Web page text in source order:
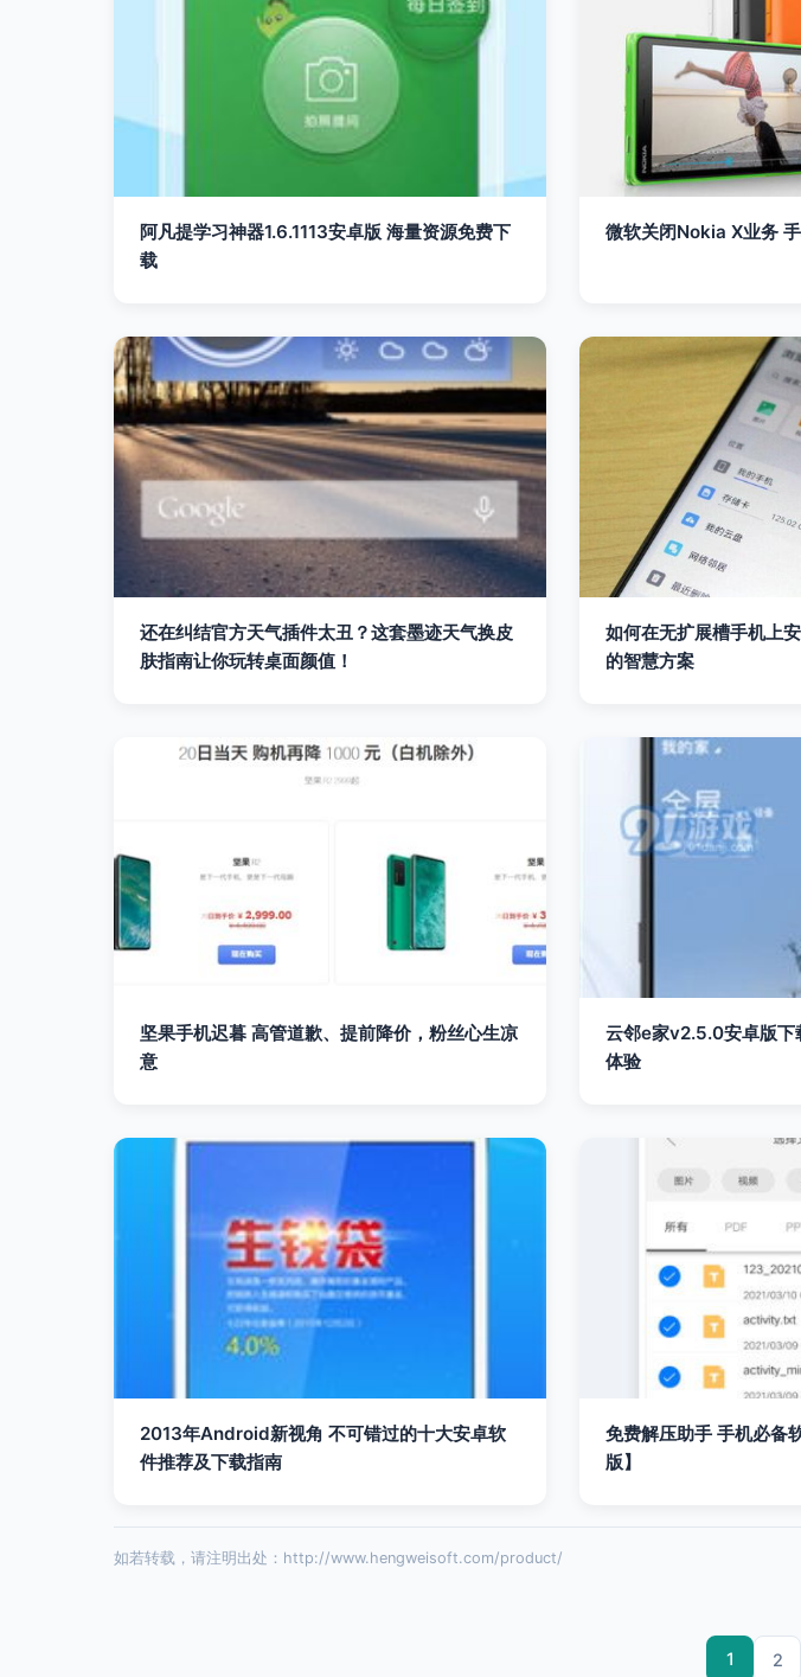
阿凡提学习神器1.6.1113安卓版 海量资源免费下
载
微软关闭Nokia X业务
还在纠结官方天气插件太丑？这套墨迹天气换皮
肤指南让你玩转桌面颜值！
如何在无扩展槽手机上
的智慧方案
坚果手机迟暮 高管道歉、提前降价，粉丝心生凉
意
云邻e家v2.5.0安卓版下
体验
2013年Android新视角 不可错过的十大安卓软
件推荐及下载指南
免费解压助手 手机必备
版】
如若转载，请注明出处：http://www.hengweisoft.com/product/
1 2